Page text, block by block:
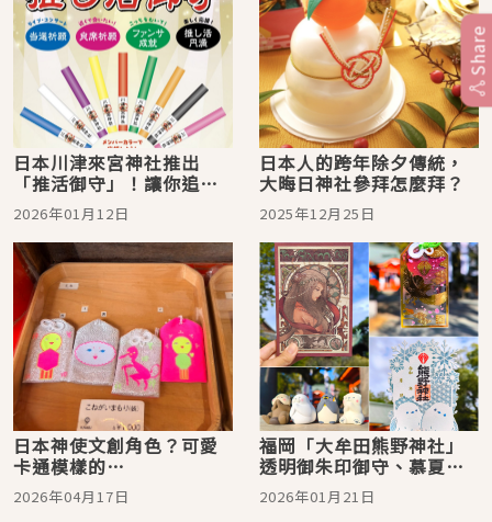
日本川津來宮神社推出
「推活御守」！讓你追星
順利得到好票和粉絲服務
2026年01月12日
日本人的跨年除夕傳統，
大晦日神社參拜怎麼拜？
2025年12月25日
日本神使文創角色？可愛
卡通模樣的
「KAMIZU（かみづ）」
系列，只在特定神社出沒
2026年04月17日
福岡「大牟田熊野神社」
透明御朱印御守、慕夏風
朱印帳好迷人，還可以線
上訂購喔！
2026年01月21日
Share